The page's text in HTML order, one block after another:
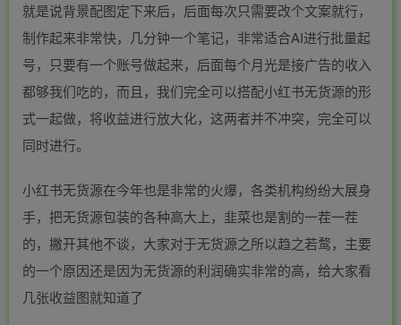
就是说背景配图定下来后，后面每次只需要改个文案就行，
制作起来非常快，几分钟一个笔记，非常适合AI进行批量起
号，只要有一个账号做起来，后面每个月光是接广告的收入
都够我们吃的，而且，我们完全可以搭配小红书无货源的形
式一起做，将收益进行放大化，这两者并不冲突，完全可以
同时进行。
小红书无货源在今年也是非常的火爆，各类机构纷纷大展身
手，把无货源包装的各种高大上，韭菜也是割的一茬一茬
的，撇开其他不谈，大家对于无货源之所以趋之若鹜，主要
的一个原因还是因为无货源的利润确实非常的高，给大家看
几张收益图就知道了